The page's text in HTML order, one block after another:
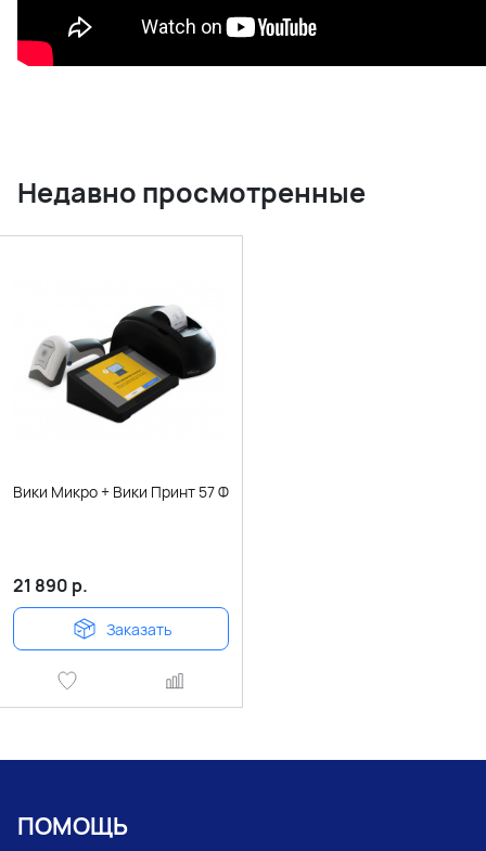
Недавно просмотренные
Вики Микро + Вики Принт 57 Ф
21 890 р.
Заказать
ПОМОЩЬ